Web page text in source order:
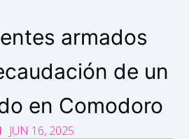
armados
de un
en Comodoro
JUN 16, 2025